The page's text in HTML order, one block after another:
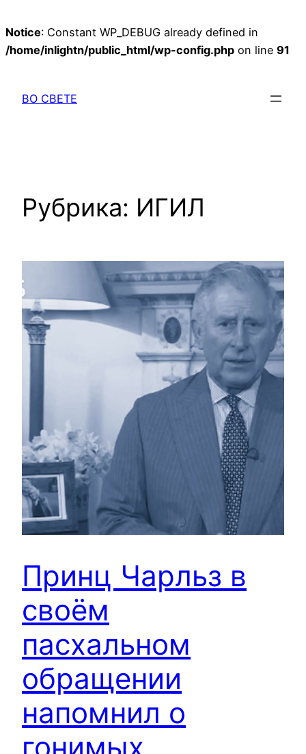
Notice: Constant WP_DEBUG already defined in
/home/inlightn/public_html/wp-config.php on line 91
содержимому
ВО СВЕТЕ
Рубрика: ИГИЛ
Принц Чарльз в
своём
пасхальном
обращении
напомнил о
гонимых